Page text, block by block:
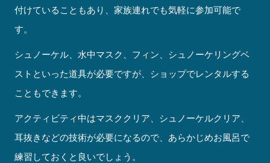
付けていることもあり、家族連れでも気軽に参加可能で
す。
シュノーケル、水中マスク、フィン、シュノーケリングベ
ストといった道具が必要ですが、ショップでレンタルする
こともできます。
アクティビティ中はマスククリア、シュノーケルクリア、
耳抜きなどの技術が必要になるので、あらかじめお風呂で
練習しておくと良いでしょう。